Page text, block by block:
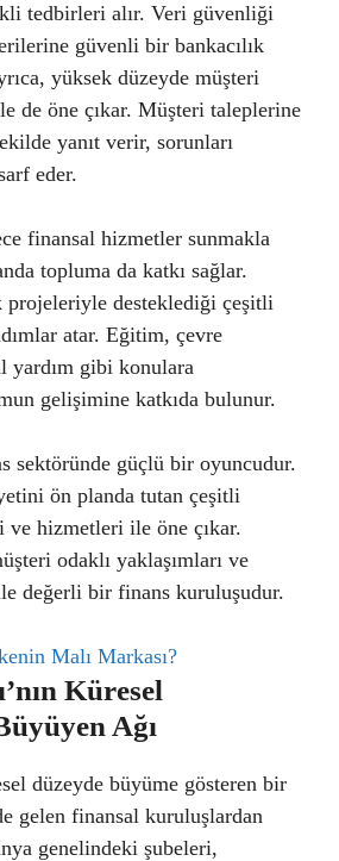
tedbirleri alır. Veri güvenliği
güvenli bir bankacılık
yüksek düzeyde müşteri
de öne çıkar. Müşteri taleplerine
yanıt verir, sorunları
eder.
finansal hizmetler sunmakla
topluma da katkı sağlar.
projeleriyle desteklediği çeşitli
atar. Eğitim, çevre
yardım gibi konulara
gelişimine katkıda bulunur.
sektöründe güçlü bir oyuncudur.
ön planda tutan çeşitli
ve hizmetleri ile öne çıkar.
odaklı yaklaşımları ve
değerli bir finans kuruluşudur.
Malı Markası?
Küresel
Ağı
düzeyde büyüme gösteren bir
gelen finansal kuruluşlardan
genelindeki şubeleri,